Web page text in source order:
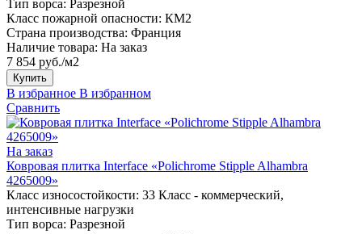
Тип ворса: Разрезной
Класс пожарной опасности: КМ2
Страна производства: Франция
Наличие товара: На заказ
7 854 руб./м2
Купить
В избранное В избранном
Сравнить
На заказ
Ковровая плитка Interface «Polichrome Stipple Alhambra
4265009»
Класс износостойкости: 33 Класс - коммерческий,
интенсивные нагрузки
Тип ворса: Разрезной